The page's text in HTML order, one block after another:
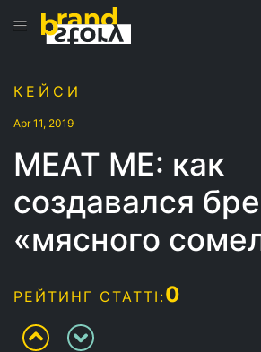
КЕЙСИ
Apr 11, 2019
MEAT ME: как
создавался
«мясного
РЕЙТИНГ СТАТТІ:0